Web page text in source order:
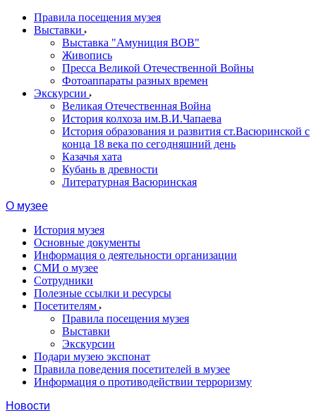
Правила посещения музея
Выставки
Выставка "Амуниция ВОВ"
Живопись
Пресса Великой Отечественной Войны
Фотоаппараты разных времен
Экскурсии
Великая Отечественная Война
История колхоза им.В.И.Чапаева
История образования и развития ст.Васюринской с
конца 18 века по сегодняшний день
Казачья хата
Кубань в древности
Литературная Васюринская
О музее
История музея
Основные документы
Информация о деятельности организации
СМИ о музее
Сотрудники
Полезные ссылки и ресурсы
Посетителям
Правила посещения музея
Выставки
Экскурсии
Подари музею экспонат
Правила поведения посетителей в музее
Информация о противодействии терроризму
Новости